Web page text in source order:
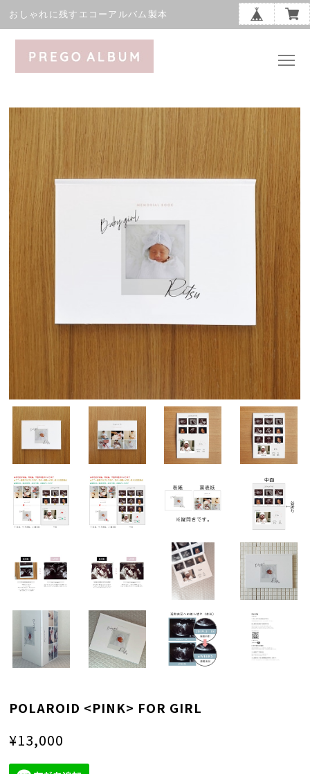
おしゃれに残すエコーアルバム製本
POLAROID <PINK> FOR GIRL
¥13,000